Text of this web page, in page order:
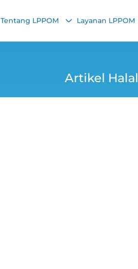
Tentang LPPOM Layanan LPPOM
Artikel Halal